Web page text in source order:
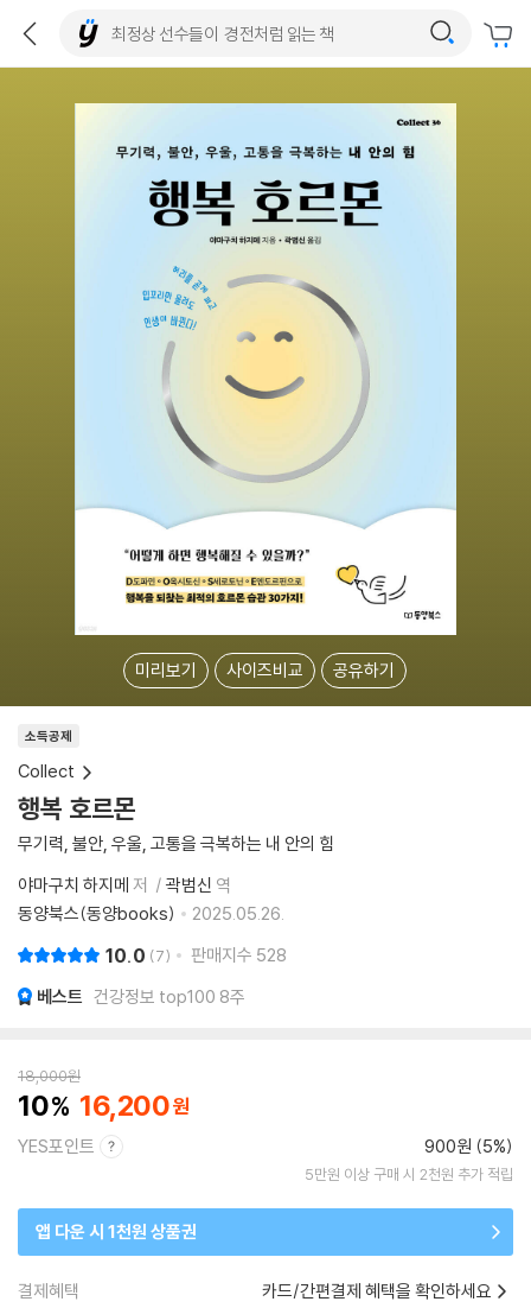
미리보기 사이즈비교 공유하기
소득공제
Collect
행복 호르몬
무기력, 불안, 우울, 고통을 극복하는 내 안의 힘
야마구치 하지메 저 곽범신 역
동양북스(동양books)
2025.05.26.
10.0 7 판매지수 528
베스트 건강정보 top100 8주
18,000원
10 16,200
YES포인트 900원 (5%)
5만원 이상 구매 시 2천원 추가 적립
앱 다운 시 1천원 상품권
결제혜택 카드/간편결제 혜택을 확인하세요